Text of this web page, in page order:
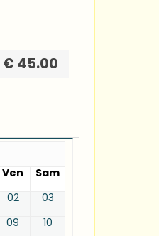
€ 45.00
Ven
Sam
02
03
09
10